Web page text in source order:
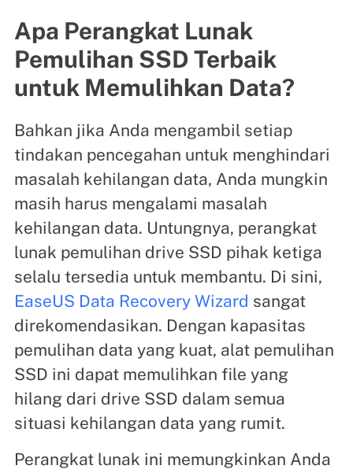
Apa Perangkat Lunak
Pemulihan SSD Terbaik
untuk Memulihkan Data?
Bahkan jika Anda mengambil setiap
tindakan pencegahan untuk menghindari
masalah kehilangan data, Anda mungkin
masih harus mengalami masalah
kehilangan data. Untungnya, perangkat
lunak pemulihan drive SSD pihak ketiga
selalu tersedia untuk membantu. Di sini,
EaseUS Data Recovery Wizard sangat
direkomendasikan. Dengan kapasitas
pemulihan data yang kuat, alat pemulihan
SSD ini dapat memulihkan file yang
hilang dari drive SSD dalam semua
situasi kehilangan data yang rumit.
Perangkat lunak ini memungkinkan Anda